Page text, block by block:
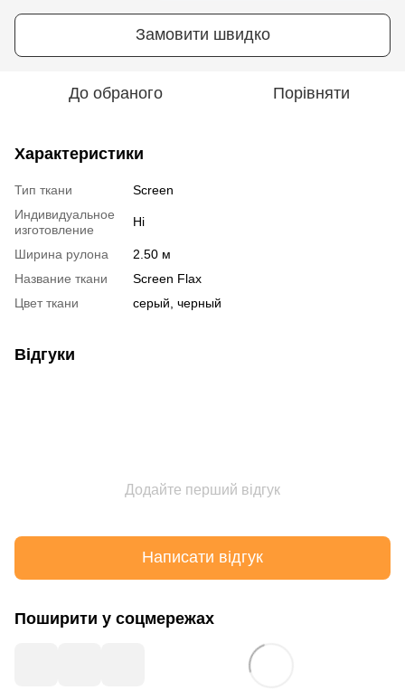
Замовити швидко
До обраного Порівняти
Характеристики
Тип ткани
Screen
Индивидуальное
изготовление
Ні
Ширина рулона
2.50 м
Название ткани
Screen Flax
Цвет ткани
серый, черный
Відгуки
Додайте перший відгук
Написати відгук
Поширити у соцмережах